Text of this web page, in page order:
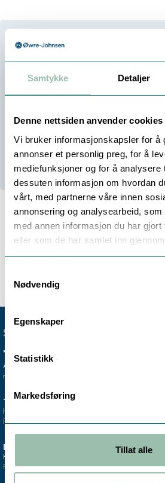
Samtykke Detaljer
Denne nettsiden anvender cookies
Vi bruker informasjonskapsler for å
annonser et personlig preg, for å
mediefunksjoner og for å
dessuten informasjon om hvordan
vårt, med partnerne våre innen
annonsering og analysearbeid,
med annen informasjon du har gjort
eller som de har samlet inn
tjenestene deres.
Nødvendig
Egenskaper
Statistikk
Markedsføring
Tillat alle
Velg antall:
Ikke på lager (20
Beskrivelse
SENTRALBORD
+47 72 59 61 00
Avdelingskontorene er koblet til vårt
mobile sentralbord.
TRONDHEIM
Hovedkontor & lager
Finn oss >
ESTLAND
Kontor - Salg Divako
Finn oss >
Finn
Finn